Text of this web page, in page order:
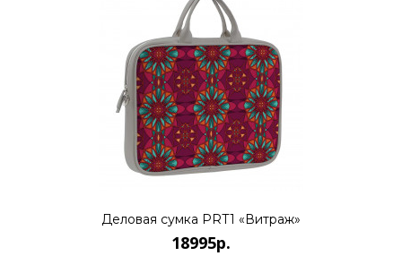
Деловая сумка PRT1 «Витраж»
18995р.